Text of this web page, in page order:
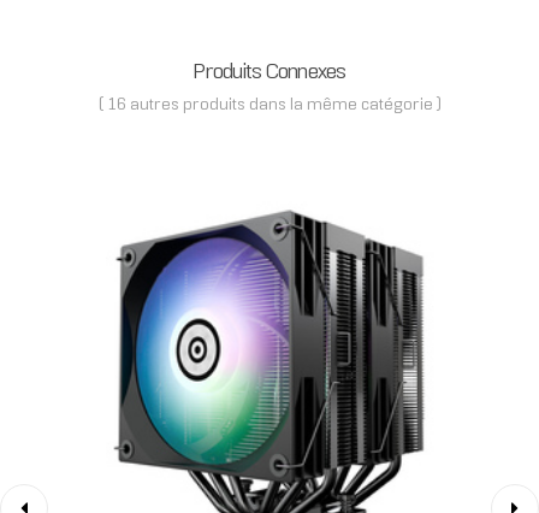
Produits Connexes
( 16 autres produits dans la même catégorie )